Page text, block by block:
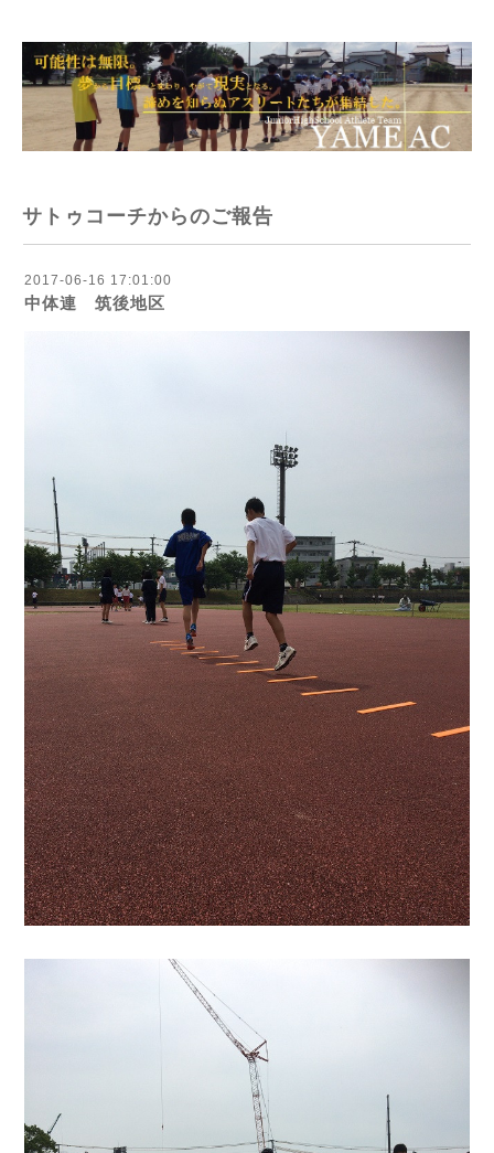
サトゥコーチからのご報告
2017-06-16 17:01:00
中体連 筑後地区